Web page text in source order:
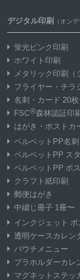
デジタル印刷 （オン
蛍光ピンク印刷
ホワイト印刷
メタリック印刷
フライヤー・チラ
名刺・カード 20
FSC®森林認証印
はがき・ポストカ
ベルベットPP名刺
ベルベットPP ス
ベルベットPP ポ
クラフト紙印刷
郵便はがき
中綴じ冊子 1冊〜
インクジェット
透明ケースカレン
パウチメニュー
プラホルダーカレ
マグネットステッ